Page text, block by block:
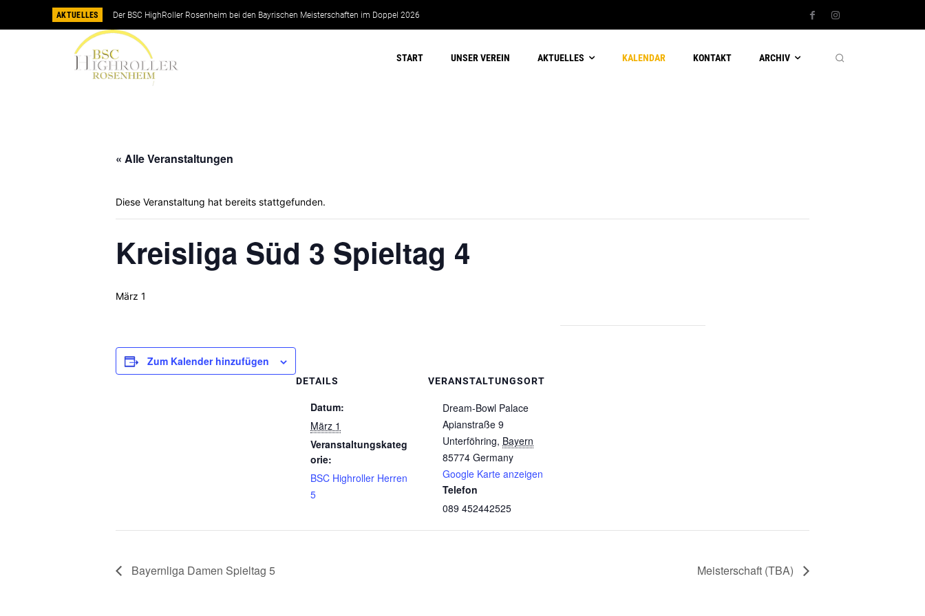
AKTUELLES Der BSC HighRoller Rosenheim bei den Bayrischen Meisterschaften im Doppel 2026
START UNSER VEREIN AKTUELLES KALENDAR KONTAKT ARCHIV
« Alle Veranstaltungen
Diese Veranstaltung hat bereits stattgefunden.
Kreisliga Süd 3 Spieltag 4
März 1
Zum Kalender hinzufügen
DETAILS
Datum:
März 1
Veranstaltungskateg
orie:
BSC Highroller Herren
5
VERANSTALTUNGSORT
Dream-Bowl Palace
Apianstraße 9
Unterföhring, Bayern
85774 Germany
Google Karte anzeigen
Telefon
089 452442525
Bayernliga Damen Spieltag 5 Meisterschaft (TBA)